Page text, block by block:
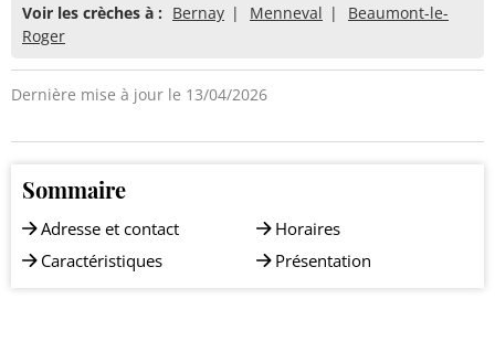
Voir les crèches à : Bernay Menneval
Beaumont-le-
Roger
Dernière mise à jour le 13/04/2026
Sommaire
Adresse et contact
Caractéristiques
Horaires
Présentation